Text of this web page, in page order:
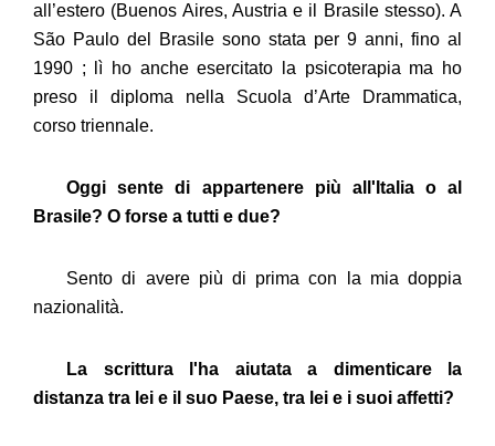
all’estero (Buenos Aires, Austria e il Brasile stesso). A
São Paulo del Brasile sono stata per 9 anni, fino al
1990 ; lì ho anche esercitato la psicoterapia ma ho
preso il diploma nella Scuola d’Arte Drammatica,
corso triennale.
Oggi sente di appartenere più all'Italia o al
Brasile? O forse a tutti e due?
Sento di avere più di prima con la mia doppia
nazionalità.
La scrittura l'ha aiutata a dimenticare la
distanza tra lei e il suo Paese, tra lei e i suoi affetti?